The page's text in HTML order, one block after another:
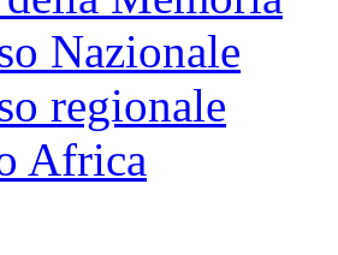
Nazionale
regionale
Africa